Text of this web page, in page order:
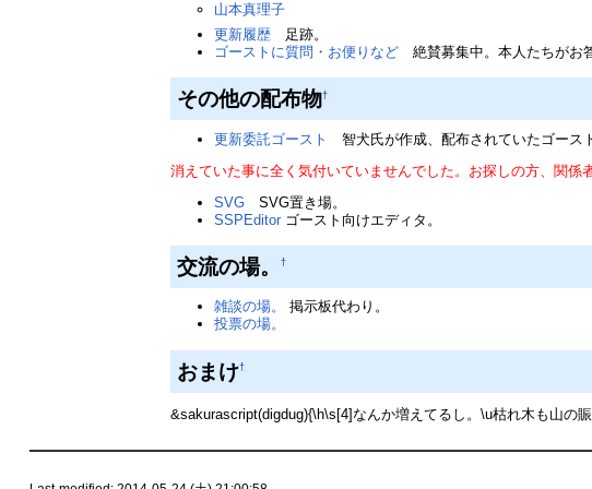
山本真理子
更新履歴 足跡。
ゴーストに質問・お便りなど 絶賛募集中。本人たちがお
その他の配布物†
更新委託ゴースト
智犬氏が作成、配布されていたゴース
消えていた事に全く気付いていませんでした。お探しの方、関係
SVG SVG置き場。
SSPEditor ゴースト向けエディタ。
交流の場。†
雑談の場。
掲示板代わり。
投票の場。
おまけ†
&sakurascript(digdug){\h\s[4]なんか増えてるし。\u枯れ木も山